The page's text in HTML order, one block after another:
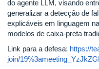
do agente LLM, visando
generalizar a detecção de
explicáveis em linguagem
modelos de caixa-preta
Link para a defesa: https://
join/